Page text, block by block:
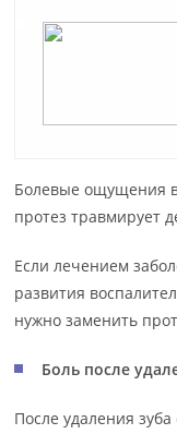
Болевые ощущения
протез травмирует
Если лечением
развития
нужно заменить
Боль после
После удаления